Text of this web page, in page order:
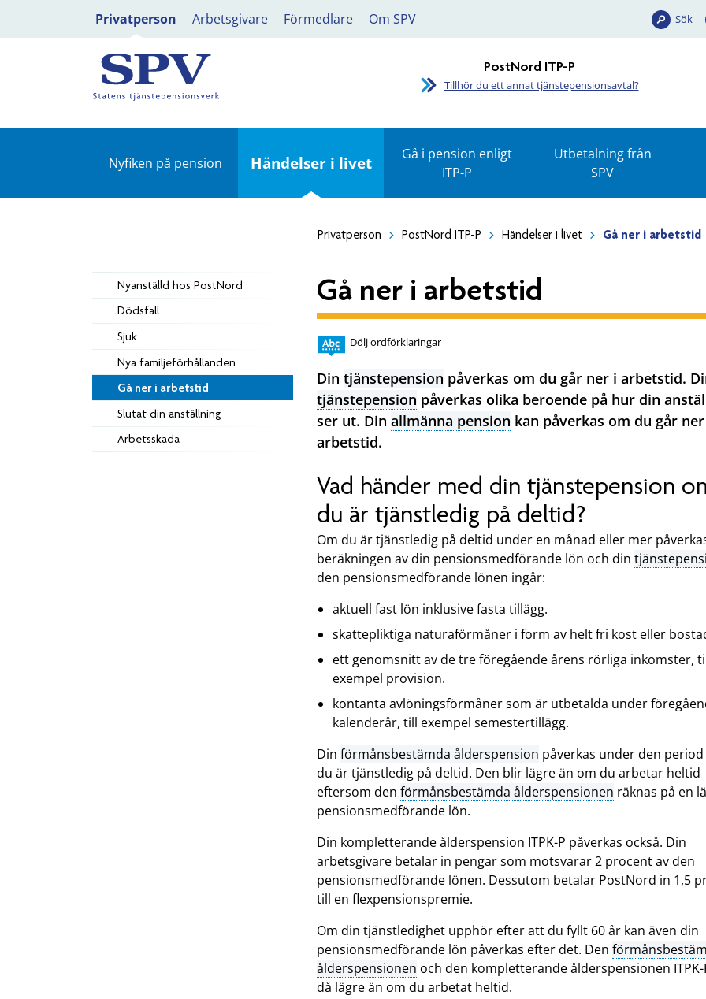
Privatperson Arbetsgivare Förmedlare Om SPV Sök
PostNord ITP-P
Tillhör du ett annat tjänstepensionsavtal?
Nyfiken på pension Händelser i livet
Gå i pension enligt
ITP-P
Utbetalning från
SPV
Privatperson PostNord ITP-P Händelser i livet Gå ner i arbetstid
Nyanställd hos PostNord
Dödsfall
Sjuk
Nya familjeförhållanden
Gå ner i arbetstid
Slutat din anställning
Arbetsskada
Gå ner i arbetstid
Dölj ordförklaringar
Din tjänstepension påverkas om du går ner i arbetstid.
tjänstepension påverkas olika beroende på hur din
ser ut. Din allmänna pension kan påverkas om du går
arbetstid.
Vad händer med din tjänstepension
du är tjänstledig på deltid?
Om du är tjänstledig på deltid under en månad eller mer
beräkningen av din pensionsmedförande lön och din
den pensionsmedförande lönen ingår:
aktuell fast lön inklusive fasta tillägg.
skattepliktiga naturaförmåner i form av helt fri kost eller
ett genomsnitt av de tre föregående årens rörliga inkomster,
exempel provision.
kontanta avlöningsförmåner som är utbetalda under
kalenderår, till exempel semestertillägg.
Din förmånsbestämda ålderspension påverkas under den
du är tjänstledig på deltid. Den blir lägre än om du arbetar heltid
eftersom den förmånsbestämda ålderspensionen räknas på en
pensionsmedförande lön.
Din kompletterande ålderspension ITPK-P påverkas också. Din
arbetsgivare betalar in pengar som motsvarar 2 procent av den
pensionsmedförande lönen. Dessutom betalar PostNord in 1,5
till en flexpensionspremie.
Om din tjänstledighet upphör efter att du fyllt 60 år kan även din
pensionsmedförande lön påverkas efter det. Den
ålderspensionen och den kompletterande ålderspensionen
då lägre än om du arbetat heltid.